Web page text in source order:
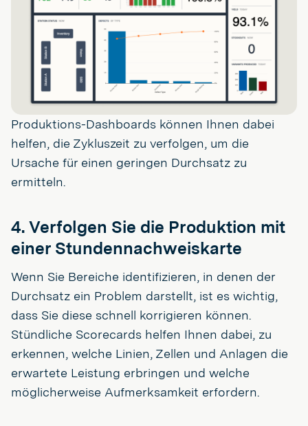
Produktions-Dashboards können Ihnen dabei
helfen, die Zykluszeit zu verfolgen, um die
Ursache für einen geringen Durchsatz zu
ermitteln.
4. Verfolgen Sie die Produktion mit
einer Stundennachweiskarte
Wenn Sie Bereiche identifizieren, in denen der
Durchsatz ein Problem darstellt, ist es wichtig,
dass Sie diese schnell korrigieren können.
Stündliche Scorecards helfen Ihnen dabei, zu
erkennen, welche Linien, Zellen und Anlagen die
erwartete Leistung erbringen und welche
möglicherweise Aufmerksamkeit erfordern.